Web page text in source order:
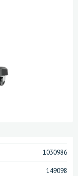
1030986
149098